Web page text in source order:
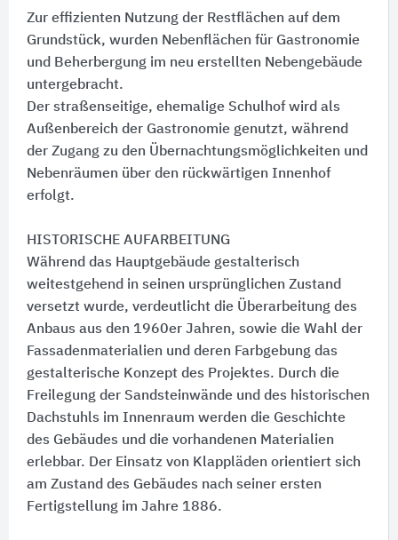
Zur effizienten Nutzung der Restflächen auf dem
Grundstück, wurden Nebenflächen für Gastronomie
und Beherbergung im neu erstellten Nebengebäude
untergebracht.
Der straßenseitige, ehemalige Schulhof wird als
Außenbereich der Gastronomie genutzt, während
der Zugang zu den Übernachtungsmöglichkeiten und
Nebenräumen über den rückwärtigen Innenhof
erfolgt.
HISTORISCHE AUFARBEITUNG
Während das Hauptgebäude gestalterisch
weitestgehend in seinen ursprünglichen Zustand
versetzt wurde, verdeutlicht die Überarbeitung des
Anbaus aus den 1960er Jahren, sowie die Wahl der
Fassadenmaterialien und deren Farbgebung das
gestalterische Konzept des Projektes. Durch die
Freilegung der Sandsteinwände und des historischen
Dachstuhls im Innenraum werden die Geschichte
des Gebäudes und die vorhandenen Materialien
erlebbar. Der Einsatz von Klappläden orientiert sich
am Zustand des Gebäudes nach seiner ersten
Fertigstellung im Jahre 1886.